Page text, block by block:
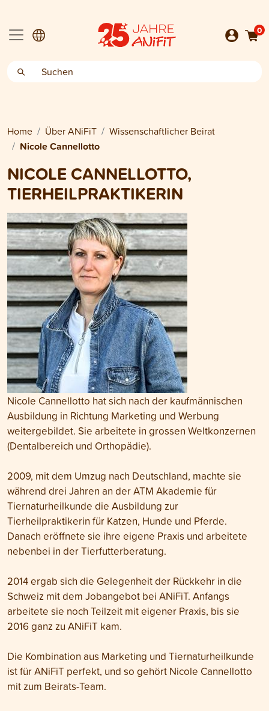
0
Home Über ANiFiT Wissenschaftlicher Beirat
Nicole Cannellotto
NICOLE CANNELLOTTO,
TIERHEILPRAKTIKERIN
Nicole Cannellotto hat sich nach der kaufmännischen
Ausbildung in Richtung Marketing und Werbung
weitergebildet. Sie arbeitete in grossen Weltkonzernen
(Dentalbereich und Orthopädie).
2009, mit dem Umzug nach Deutschland, machte sie
während drei Jahren an der ATM Akademie für
Tiernaturheilkunde die Ausbildung zur
Tierheilpraktikerin für Katzen, Hunde und Pferde.
Danach eröffnete sie ihre eigene Praxis und arbeitete
nebenbei in der Tierfutterberatung.
2014 ergab sich die Gelegenheit der Rückkehr in die
Schweiz mit dem Jobangebot bei ANiFiT. Anfangs
arbeitete sie noch Teilzeit mit eigener Praxis, bis sie
2016 ganz zu ANiFiT kam.
Die Kombination aus Marketing und Tiernaturheilkunde
ist für ANiFiT perfekt, und so gehört Nicole Cannellotto
mit zum Beirats-Team.